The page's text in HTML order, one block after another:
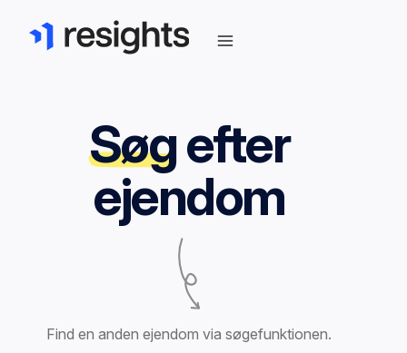
Søgefter
ejendom
Find en anden ejendom via søgefunktionen.